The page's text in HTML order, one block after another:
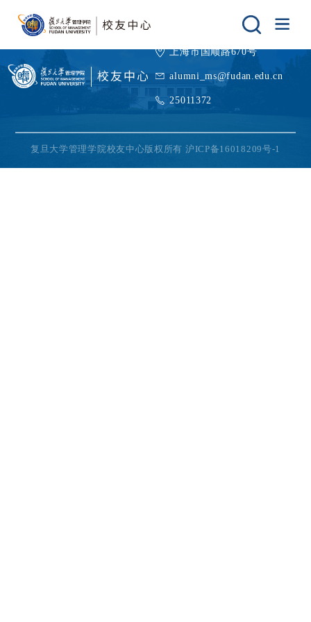
上海市国顺路670号
alumni_ms@fudan.edu.cn
25011372
复旦大学管理学院校友中心版权所有 沪ICP备16018209号-1